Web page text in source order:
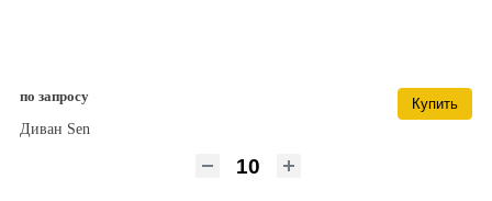
по запросу
Купить
Диван Sen